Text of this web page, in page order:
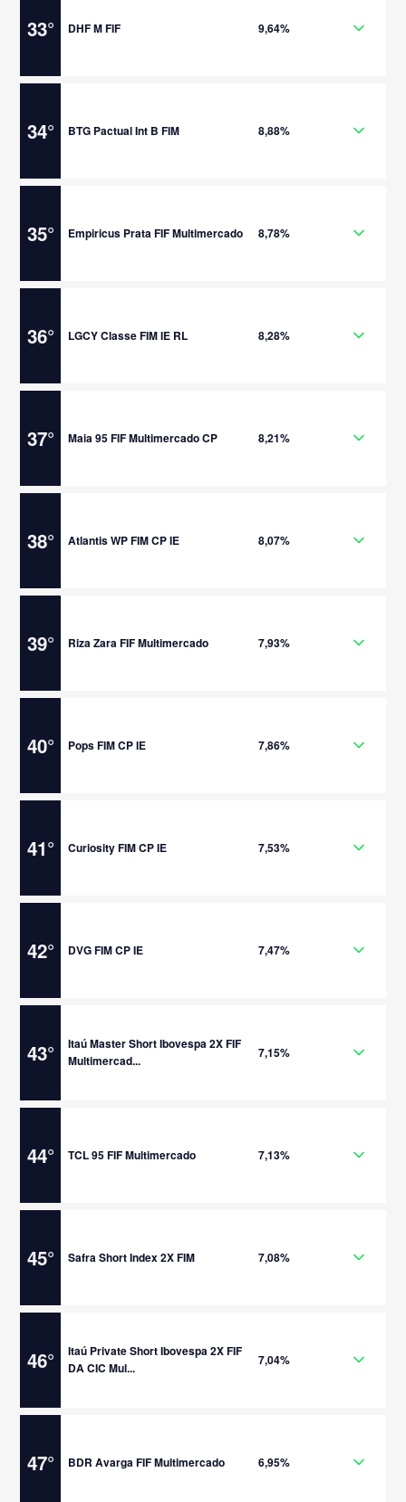
33° DHF M FIF 9,64%
34° BTG Pactual Int B FIM 8,88%
35° Empiricus Prata FIF Multimercado 8,78%
36° LGCY Classe FIM IE RL 8,28%
37° Maia 95 FIF Multimercado CP 8,21%
38° Atlantis WP FIM CP IE 8,07%
39° Riza Zara FIF Multimercado 7,93%
40° Pops FIM CP IE 7,86%
41° Curiosity FIM CP IE 7,53%
42° DVG FIM CP IE 7,47%
43°
Itaú Master Short Ibovespa 2X FIF
Multimercad...
7,15%
44° TCL 95 FIF Multimercado 7,13%
45° Safra Short Index 2X FIM 7,08%
46°
Itaú Private Short Ibovespa 2X FIF
DA CIC Mul...
7,04%
47° BDR Avarga FIF Multimercado 6,95%